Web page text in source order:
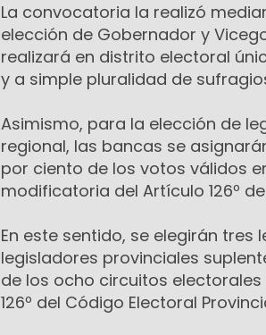
La convocatoria la realizó
elección de Gobernador y
realizará en distrito electoral
y a simple pluralidad de
Asimismo, para la elección de
regional, las bancas se
por ciento de los votos válidos
modificatoria del Artículo 126º de
En este sentido, se elegirán
legisladores provinciales
de los ocho circuitos
126º del Código Electoral